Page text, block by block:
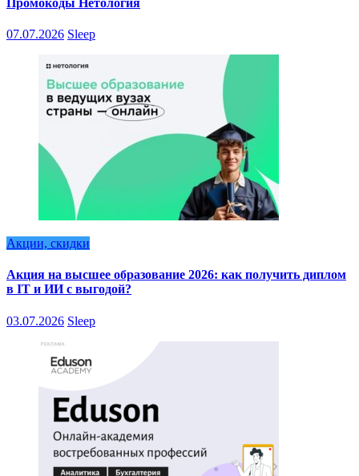
Промокоды Нетология
07.07.2026 Sleep
Акции, скидки
Акция на высшее образование 2026: как получить диплом
в IT и ИИ с выгодой?
03.07.2026 Sleep